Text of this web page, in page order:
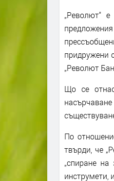
„Револют“
придружени
„Револют
Що се
По
твърди, че
„спиране
инструмети,